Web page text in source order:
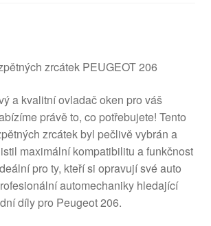
zrcátek PEUGEOT 206
a kvalitní ovladač oken pro váš
právě to, co potřebujete! Tento
zrcátek byl pečlivě vybrán a
maximální kompatibilitu a funkčnost
pro ty, kteří si opravují své auto
automechaniky hledající
díly pro Peugeot 206.